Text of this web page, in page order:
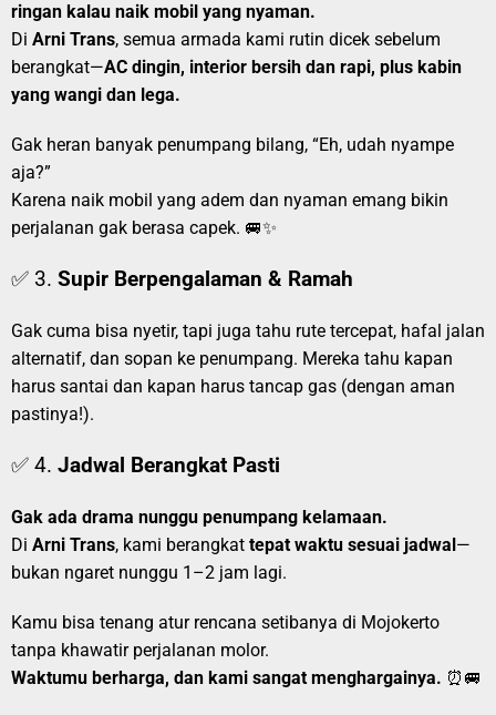
ringan kalau naik mobil yang nyaman.
Di Arni Trans, semua armada kami rutin dicek sebelum
berangkat—AC dingin, interior bersih dan rapi, plus kabin
yang wangi dan lega.
Gak heran banyak penumpang bilang, “Eh, udah nyampe
aja?”
Karena naik mobil yang adem dan nyaman emang bikin
perjalanan gak berasa capek. 🚐✨
✅ 3. Supir Berpengalaman & Ramah
Gak cuma bisa nyetir, tapi juga tahu rute tercepat, hafal jalan
alternatif, dan sopan ke penumpang. Mereka tahu kapan
harus santai dan kapan harus tancap gas (dengan aman
pastinya!).
✅ 4. Jadwal Berangkat Pasti
Gak ada drama nunggu penumpang kelamaan.
Di Arni Trans, kami berangkat tepat waktu sesuai jadwal—
bukan ngaret nunggu 1–2 jam lagi.
Kamu bisa tenang atur rencana setibanya di Mojokerto
tanpa khawatir perjalanan molor.
Waktumu berharga, dan kami sangat menghargainya. ⏰🚐